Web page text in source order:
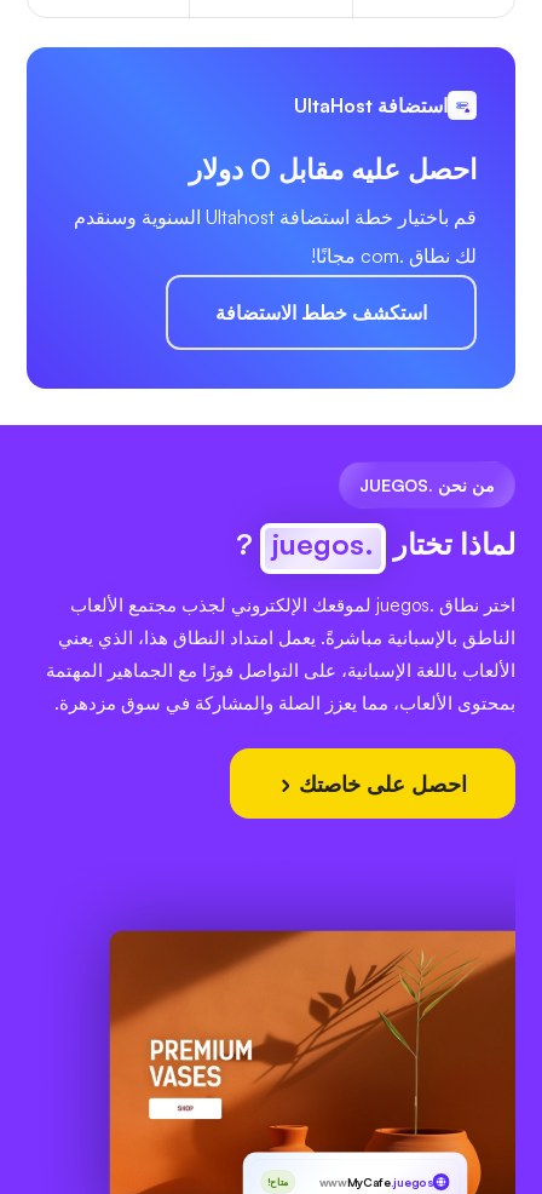
استضافة UltaHost
احصل عليه مقابل 0 دولار
قم باختيار خطة استضافة Ultahost السنوية وسنقدم
لك نطاق .com مجانًا!
استكشف خطط الاستضافة
من نحن .JUEGOS
لماذا تختار .juegos
?
اختر نطاق .juegos لموقعك الإلكتروني لجذب مجتمع الألعاب
الناطق بالإسبانية مباشرةً. يعمل امتداد النطاق هذا، الذي يعني
الألعاب باللغة الإسبانية، على التواصل فورًا مع الجماهير المهتمة
بمحتوى الألعاب، مما يعزز الصلة والمشاركة في سوق مزدهرة.
احصل على خاصتك
wwwMyCafe.juegos متاح!